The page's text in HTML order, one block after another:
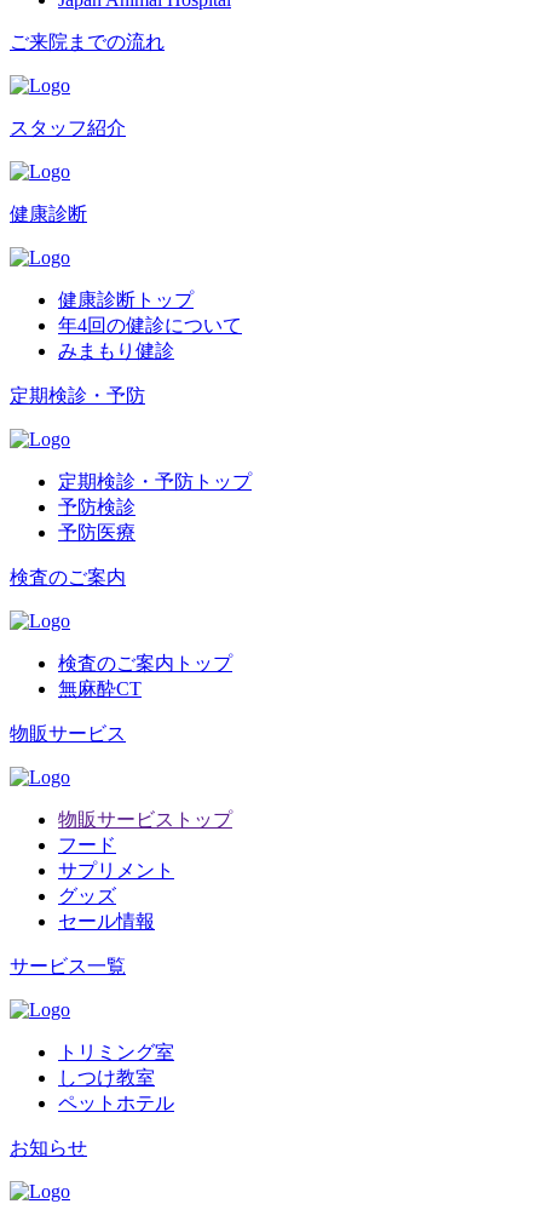
ご来院までの流れ
スタッフ紹介
健康診断
健康診断トップ
年4回の健診について
みまもり健診
定期検診・予防
定期検診・予防トップ
予防検診
予防医療
検査のご案内
検査のご案内トップ
無麻酔CT
物販サービス
物販サービストップ
フード
サプリメント
グッズ
セール情報
サービス一覧
トリミング室
しつけ教室
ペットホテル
お知らせ